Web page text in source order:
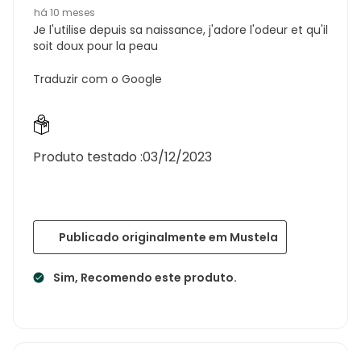
há 10 meses
Je l'utilise depuis sa naissance, j'adore l'odeur et qu'il
soit doux pour la peau
Traduzir com o Google
Sim, Recomendo este produto.
Produto testado :03/12/2023
Publicado originalmente em Mustela